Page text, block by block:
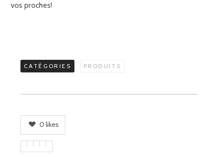
vos proches!
CATÉGORIES PRODUITS
0 likes